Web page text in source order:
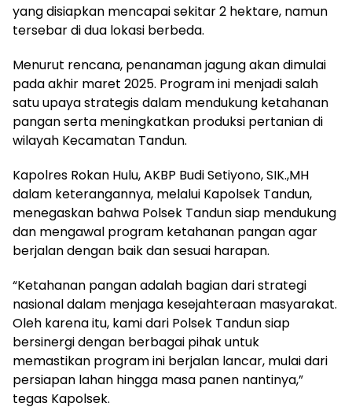
yang disiapkan mencapai sekitar 2 hektare, namun
tersebar di dua lokasi berbeda.
Menurut rencana, penanaman jagung akan dimulai
pada akhir maret 2025. Program ini menjadi salah
satu upaya strategis dalam mendukung ketahanan
pangan serta meningkatkan produksi pertanian di
wilayah Kecamatan Tandun.
Kapolres Rokan Hulu, AKBP Budi Setiyono, SIK.,MH
dalam keterangannya, melalui Kapolsek Tandun,
menegaskan bahwa Polsek Tandun siap mendukung
dan mengawal program ketahanan pangan agar
berjalan dengan baik dan sesuai harapan.
“Ketahanan pangan adalah bagian dari strategi
nasional dalam menjaga kesejahteraan masyarakat.
Oleh karena itu, kami dari Polsek Tandun siap
bersinergi dengan berbagai pihak untuk
memastikan program ini berjalan lancar, mulai dari
persiapan lahan hingga masa panen nantinya,”
tegas Kapolsek.